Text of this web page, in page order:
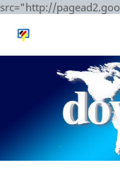
src="http://